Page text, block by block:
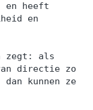
en heeft
en
zegt: als
directie zo
kunnen ze